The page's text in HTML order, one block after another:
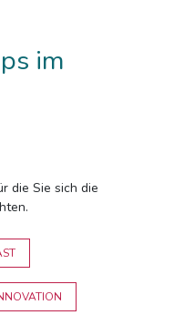
im
die Sie sich die